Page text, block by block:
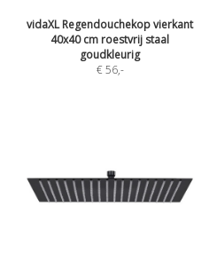
vidaXL Regendouchekop vierkant
40x40 cm roestvrij staal
goudkleurig
€ 56,-